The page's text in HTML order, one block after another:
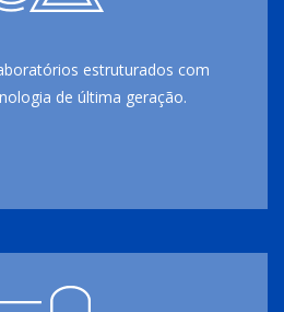
estruturados com
de última geração.